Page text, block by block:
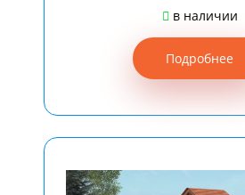
в наличии
Подробнее